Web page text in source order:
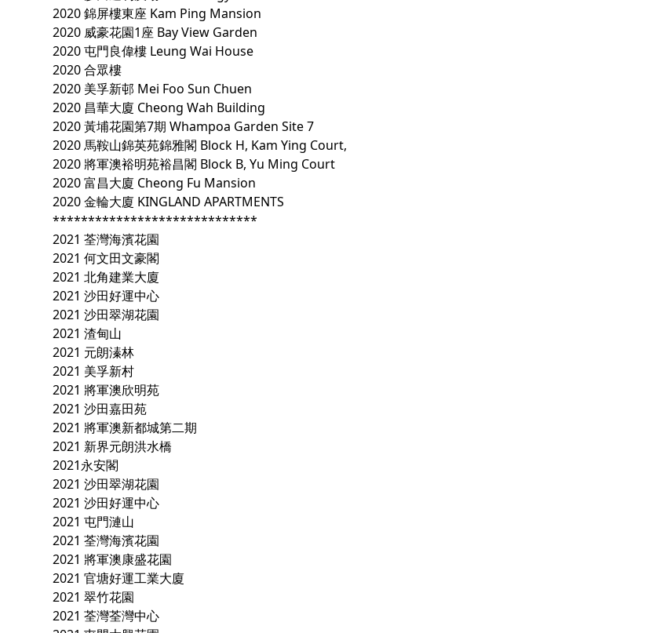
2020 錦屏樓東座 Kam Ping Mansion
2020 威豪花園1座 Bay View Garden
2020 屯門良偉樓 Leung Wai House
2020 合眾樓
2020 美孚新邨 Mei Foo Sun Chuen
2020 昌華大廈 Cheong Wah Building
2020 黃埔花園第7期 Whampoa Garden Site 7
2020 馬鞍山錦英苑錦雅閣 Block H, Kam Ying Court,
2020 將軍澳裕明苑裕昌閣 Block B, Yu Ming Court
2020 富昌大廈 Cheong Fu Mansion
2020 金輪大廈 KINGLAND APARTMENTS
*****************************
2021 荃灣海濱花園
2021 何文田文豪閣
2021 北角建業大廈
2021 沙田好運中心
2021 沙田翠湖花園
2021 渣甸山
2021 元朗溱林
2021 美孚新村
2021 將軍澳欣明苑
2021 沙田嘉田苑
2021 將軍澳新都城第二期
2021 新界元朗洪水橋
2021永安閣
2021 沙田翠湖花園
2021 沙田好運中心
2021 屯門漣山
2021 荃灣海濱花園
2021 將軍澳康盛花園
2021 官塘好運工業大廈
2021 翠竹花園
2021 荃灣荃灣中心